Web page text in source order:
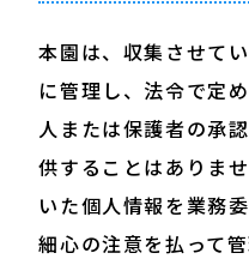
本園は、収集させて
に管理し、法令で定
人または保護者の承
供することはありま
いた個人情報を業務
細心の注意を払って管